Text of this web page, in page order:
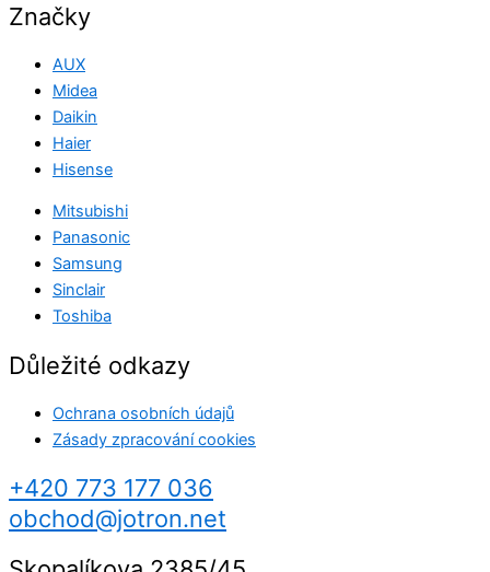
Značky
AUX
Midea
Daikin
Haier
Hisense
Mitsubishi
Panasonic
Samsung
Sinclair
Toshiba
Důležité odkazy
Ochrana osobních údajů
Zásady zpracování cookies
+420 773 177 036
obchod@jotron.net